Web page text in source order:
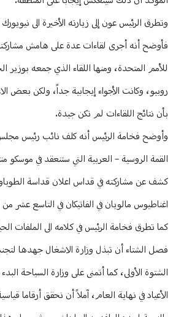
وتطرق الرئيس عون إلى زيارته الأخيرة الى
فأوضح أنه أجرى لقاءات عدة على هامش
للأمم المتحدة، ومنها اللقاء الذي جمعه بوزير
روبيو، وكانت الأجواء إيجابية جداً، ولكن بعض
بأن نتائج اللقاءات لم تكن جيدة.
وأوضح فخامة الرئيس أنه كلف نائب رئيس مجلس
القمة الروسية – العربية التي ستنعقد في
كشف عن مشاركته في قداس اعلان قداسة
اغناطيوس مالويان في الفاتيكان في التاسع عشر
كما تطرق فخامة الرئيس في كلامه الى الملفات
فصل الشتاء أن تبذل وزارة الاشغال جهدها
الشتوة الأولى، كما أتمنى على وزارة السياحة
الأعياد في نهاية العام، آملاً أن نحقق أرقاما